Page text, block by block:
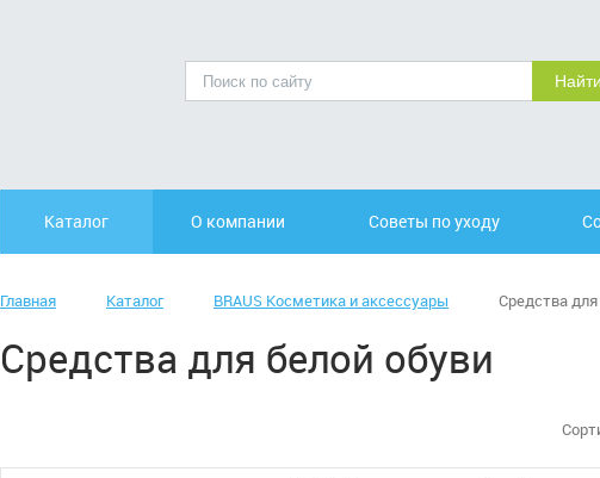
Каталог О компании Советы по уходу
Главная Каталог BRAUS Косметика и аксессуары Средства
Средства для белой обуви